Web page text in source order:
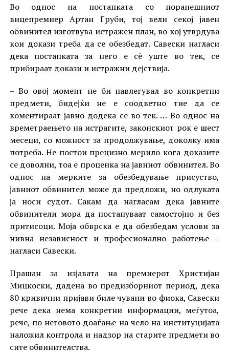
Во однос на постапката со поранешниот
вицепремиер Артан Груби, тој вели секој јавен
обвинител изготвува истражен план, во кој утврдува
кои докази треба да се обезбедат. Савески нагласи
дека постапката за него е сè уште во тек, се
прибираат докази и истражни дејствија.
– Во овој момент не би навлегувал во конкретни
предмети, бидејќи не е соодветно тие да се
коментираат јавно додека се во тек. … Во однос на
времетраењето на истрагите, законскиот рок е шест
месеци, со можност за продолжување, доколку има
потреба. Не постои прецизно мерило кога доказите
се доволни, тоа е проценка на јавниот обвинител. Во
однос на мерките за обезбедување присуство,
јавниот обвинител може да предложи, но одлуката
ја носи судот. Сакам да нагласам дека јавните
обвинители мора да постапуваат самостојно и без
притисоци. Моја обврска е да обезбедам услови за
нивна независност и професионално работење –
нагласи Савески.
Прашан за изјавата на премиерот Христијан
Мицкоски, дадена во предизборниот период, дека
80 кривични пријави биле чувани во фиока, Савески
рече дека нема конкретни информации, меѓутоа,
рече, по неговото доаѓање на чело на институцијата
наложил контрола и надзор на старите предмети во
сите обвинителства.